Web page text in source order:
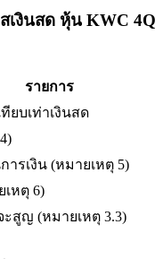
เงินสด หุ้น KWC
รายการ
ยบเท่าเงินสด
ารเงิน (หมายเหตุ 5)
หตุ 6)
สูญ (หมายเหตุ 3.3)